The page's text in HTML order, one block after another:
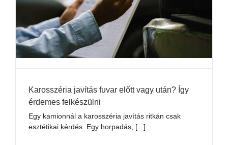
Karosszéria javítás fuvar előtt vagy után? Így
érdemes felkészülni
Egy kamionnál a karosszéria javítás ritkán csak
esztétikai kérdés. Egy horpadás, [...]